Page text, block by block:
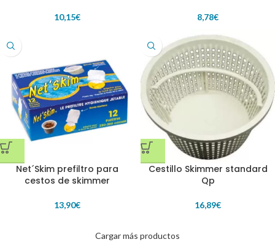
10,15€ 8,78€
Net´Skim prefiltro para
cestos de skimmer
13,90€
Cestillo Skimmer standard
Qp
16,89€
Cargar más productos